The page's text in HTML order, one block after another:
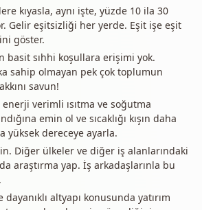
kıyasla, aynı işte, yüzde 10 ila 30
Gelir eşitsizliği her yerde. Eşit işe eşit
göster.
basit sıhhi koşullara erişimi yok.
sahip olmayan pek çok toplumun
savun!
enerji verimli ısıtma ve soğutma
emin ol ve sıcaklığı kışın daha
yüksek dereceye ayarla.
Diğer ülkeler ve diğer iş alanlarındaki
araştırma yap. İş arkadaşlarınla bu
altyapı konusunda yatırım